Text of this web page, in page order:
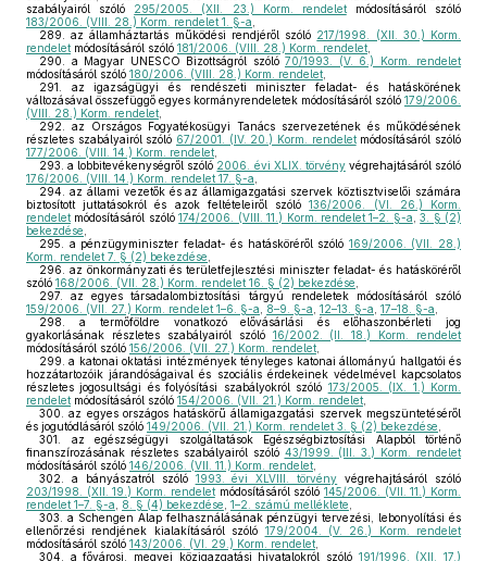
szabályairól szóló 295/2005. (XII. 23.) Korm. rendeletmódosításáról szóló
183/2006. (VIII. 28.) Korm. rendelet 1. §-a
289.
az államháztartás működési rendjéről szóló 217/1998. (XII. 30.) Korm.
rendelet módosításáról szóló 181/2006. (VIII. 28.) Korm. rendelet
290.
a Magyar UNESCO Bizottságról szóló 70/1993. (V. 6.) Korm. rendelet
módosításáról szóló 180/2006. (VIII. 28.) Korm. rendelet
291.
az igazságügyi és rendészeti miniszter feladat- és hatáskörének
változásával összefüggő egyes kormányrendeletek módosításáról szóló 179/2006.
(VIII. 28.) Korm. rendelet
292.
az Országos Fogyatékosügyi Tanács szervezetének és működésének
részletes szabályairól szóló 67/2001. (IV. 20.) Korm. rendeletmódosításáról szóló
177/2006. (VIII. 14.) Korm. rendelet
293. a lobbitevékenységről szóló 2006. évi XLIX. törvényvégrehajtásáról szóló
176/2006. (VIII. 14.) Korm. rendelet 17. §-a
294.
az állami vezetők és az államigazgatási szervek köztisztviselői számára
biztosított juttatásokról és azok feltételeiről szóló136/2006. (VI. 26.) Korm.
rendelet módosításáról szóló174/2006. (VIII. 11.) Korm. rendelet 1–2. §-a ,3. § (2)
bekezdése
295.
a pénzügyminiszter feladat- és hatásköréről szóló 169/2006. (VII. 28.)
Korm. rendelet 7. § (2) bekezdése
296.
az önkormányzati és területfejlesztési miniszter feladat- és hatásköréről
szóló 168/2006. (VII. 28.) Korm. rendelet 16. § (2) bekezdése
297.
az egyes társadalombiztosítási tárgyú rendeletek módosításáról szóló
159/2006. (VII. 27.) Korm. rendelet 1–6. §-a
8–9. §-a 12–13. §-a 17–18. §-a
298.
a termőföldre vonatkozó elővásárlási és előhaszonbérleti jog
gyakorlásának részletes szabályairól szóló 16/2002. (II. 18.) Korm. rendelet
módosításáról szóló 156/2006. (VII. 27.) Korm. rendelet
299. a katonai oktatási intézmények tényleges katonai állományú hallgatói és
hozzátartozóik járandóságaival és szociális érdekeinek védelmével kapcsolatos
részletes jogosultsági és folyósítási szabályokról szóló 173/2005. (IX. 1.) Korm.
rendelet módosításáról szóló 154/2006. (VII. 21.) Korm. rendelet
300.
az egyes országos hatáskörű államigazgatási szervek megszüntetéséről
és jogutódlásáról szóló 149/2006. (VII. 21.) Korm. rendelet 3. § (2) bekezdése
301.
az egészségügyi szolgáltatások Egészségbiztosítási Alapból történő
finanszírozásának részletes szabályairól szóló 43/1999. (III. 3.) Korm. rendelet
módosításáról szóló 146/2006. (VII. 11.) Korm. rendelet
302.
a bányászatról szóló 1993. évi XLVIII. törvény végrehajtásáról szóló
203/1998. (XII. 19.) Korm. rendeletmódosításáról szóló 145/2006. (VII. 11.) Korm.
rendelet 1–7. §-a
8. § (4) bekezdése 1–2. számú melléklete
303.
a Schengen Alap felhasználásának pénzügyi tervezési, lebonyolítási és
ellenőrzési rendjének kialakításáról szóló 179/2004. (V. 26.) Korm. rendelet
módosításáról szóló 143/2006. (VI. 29.) Korm. rendelet
304.
a fővárosi, megyei közigazgatási hivatalokról szóló 191/1996. (XII. 17.)